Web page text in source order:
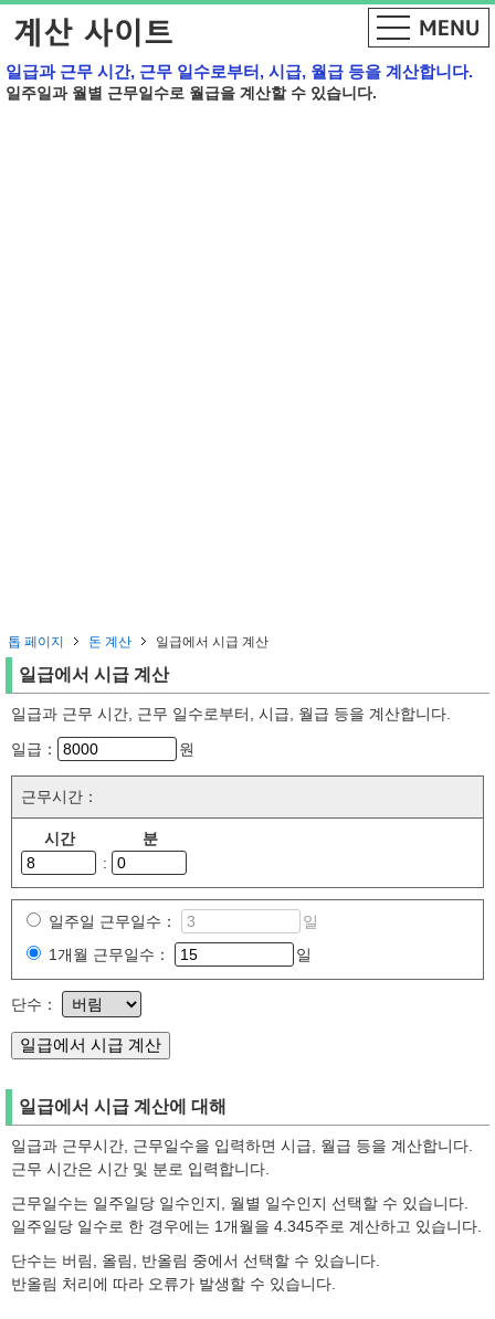
일급과 근무 시간, 근무 일수로부터, 시급, 월급 등을 계산합니다.
일주일과 월별 근무일수로 월급을 계산할 수 있습니다.
톱 페이지 돈 계산 일급에서 시급 계산
일급에서 시급 계산
일급과 근무 시간, 근무 일수로부터, 시급, 월급 등을 계산합니다.
일급：
원
근무시간：
시간
:
분
일주일 근무일수：
일
1개월 근무일수：
일
단수：
일급에서 시급 계산에 대해
일급과 근무시간, 근무일수을 입력하면 시급, 월급 등을 계산합니다.
근무 시간은 시간 및 분로 입력합니다.
근무일수는 일주일당 일수인지, 월별 일수인지 선택할 수 있습니다.
일주일당 일수로 한 경우에는 1개월을 4.345주로 계산하고 있습니다.
단수는 버림, 올림, 반올림 중에서 선택할 수 있습니다.
반올림 처리에 따라 오류가 발생할 수 있습니다.